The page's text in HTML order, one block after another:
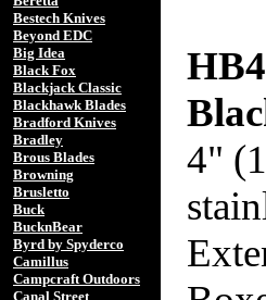
Bestech Knives
Beyond EDC
Big Idea
Black Fox
Blackjack Classic
Blackhawk Blades
Bradford Knives
Bradley
Brous Blades
Browning
Brusletto
Buck
BucknBear
Byrd by Spyderco
Camillus
Campcraft Outdoors
Canal Street
4"